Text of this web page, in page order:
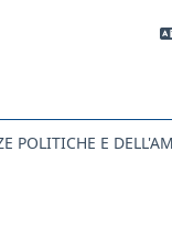
POLITICHE E